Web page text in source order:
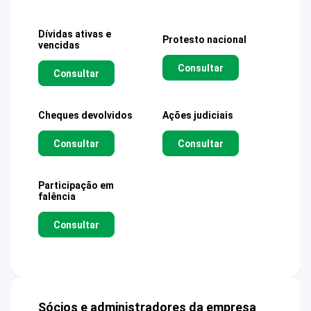
Dívidas ativas e
vencidas
Consultar
Protesto nacional
Consultar
Cheques devolvidos
Consultar
Ações judiciais
Consultar
Participação em
falência
Consultar
Sócios e administradores da empresa